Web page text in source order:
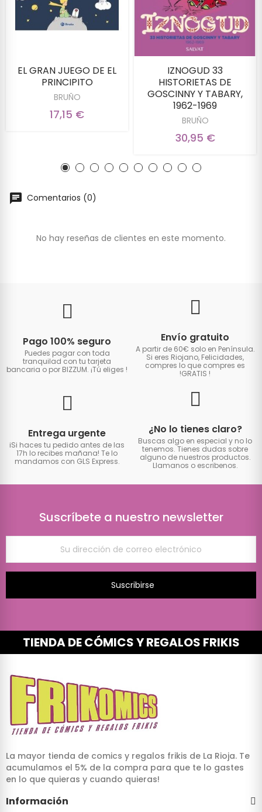
EL GRAN JUEGO DE EL
PRINCIPITO
BRUÑO
17,15 €
IZNOGUD 33
HISTORIETAS DE
GOSCINNY Y TABARY,
1962-1969
BRUÑO
30,95 €
Comentarios (0)
No hay reseñas de clientes en este momento.
Pago 100% seguro
Puedes pagar con toda
tranquilad con tu tarjeta
bancaria o por BIZZUM. ¡Tú eliges !
Envío gratuito
A partir de 60€ solo en Península.
Si eres Riojano, Felicidades,
compres lo que compres es
!GRATIS !
Entrega urgente
iSi haces tu pedido antes de las
17h lo recibes mañana! Te lo
mandamos con GLS Express.
¿No lo tienes claro?
Buscas algo en especial y no lo
tenemos. Tienes dudas sobre
alguno de nuestros productos.
Llamanos o escribenos.
Suscríbete a nuestro newsletter
Suscribirse
TIENDA DE CÓMICS Y REGALOS FRIKIS
La mayor tienda de comics y regalos frikis de La Rioja. Te
acumulamos el 5% de la compra para que te lo gastes
en lo que quieras y cuando quieras!
Información